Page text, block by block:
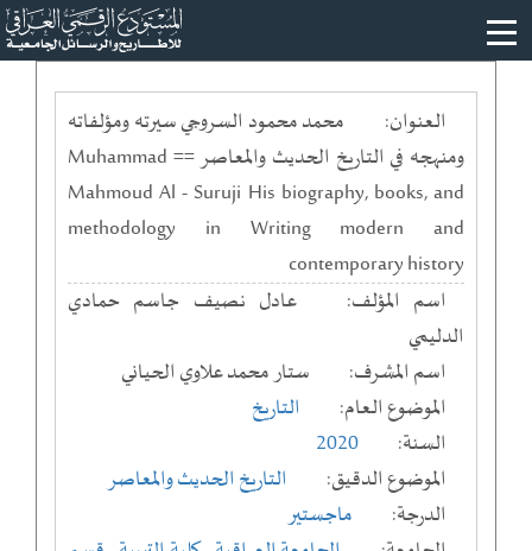
العنوان:
محمد محمود السروجي سيرته ومؤلفاته
ومنهجه في التاريخ الحديث والمعاصر == Muhammad
Mahmoud Al - Suruji His biography, books, and
methodology in Writing modern and
contemporary history
اسم المؤلف:
عادل نصيف جاسم حمادي
الدليمي
اسم المشرف:
ستار محمد علاوي الحياني
الموضوع العام:
التاريخ
السنة:
2020
الموضوع الدقيق:
التاريخ الحديث والمعاصر
الدرجة:
ماجستير